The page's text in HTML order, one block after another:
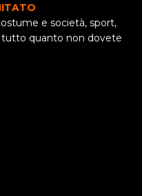
e società, sport,
quanto non dovete